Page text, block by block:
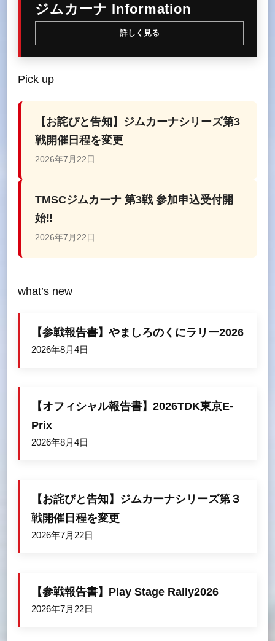
ジムカーナ Information
詳しく見る
Pick up
【お詫びと告知】ジムカーナシリーズ第3
戦開催日程を変更
2026年7月22日
TMSCジムカーナ 第3戦 参加申込受付開
始‼
2026年7月22日
what’s new
【参戦報告書】やましろのくにラリー2026
2026年8月4日
【オフィシャル報告書】2026TDK東京E-
Prix
2026年8月4日
【お詫びと告知】ジムカーナシリーズ第３
戦開催日程を変更
2026年7月22日
【参戦報告書】Play Stage Rally2026
2026年7月22日